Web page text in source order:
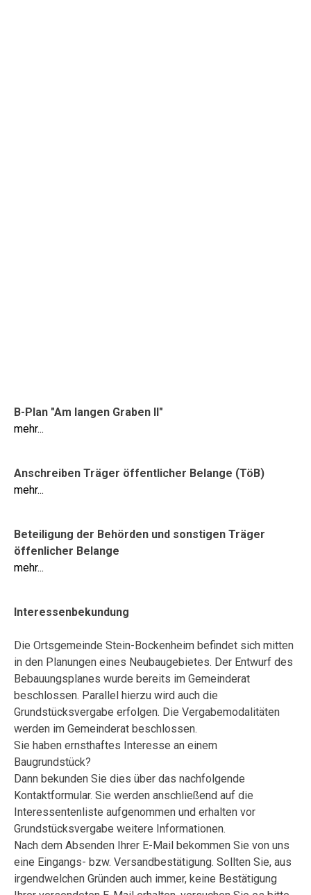
B-Plan "Am langen Graben II"
mehr...
Anschreiben Träger öffentlicher Belange (TöB)
mehr...
Beteiligung der Behörden und sonstigen Träger
öffenlicher Belange
mehr...
Interessenbekundung
Die Ortsgemeinde Stein-Bockenheim befindet sich mitten
in den Planungen eines Neubaugebietes. Der Entwurf des
Bebauungsplanes wurde bereits im Gemeinderat
beschlossen. Parallel hierzu wird auch die
Grundstücksvergabe erfolgen. Die Vergabemodalitäten
werden im Gemeinderat beschlossen.
Sie haben ernsthaftes Interesse an einem
Baugrundstück?
Dann bekunden Sie dies über das nachfolgende
Kontaktformular. Sie werden anschließend auf die
Interessentenliste aufgenommen und erhalten vor
Grundstücksvergabe weitere Informationen.
Nach dem Absenden Ihrer E-Mail bekommen Sie von uns
eine Eingangs- bzw. Versandbestätigung. Sollten Sie, aus
irgendwelchen Gründen auch immer, keine Bestätigung